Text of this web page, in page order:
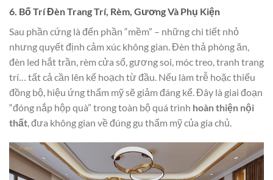
6. Bố Trí Đèn Trang Trí, Rèm, Gương Và Phụ Kiện
Sau phần cứng là đến phần “mềm” – những chi tiết nhỏ
nhưng quyết định cảm xúc không gian. Đèn thả phòng ăn,
đèn led hắt trần, rèm cửa sổ, gương soi, móc treo, tranh trang
trí… tất cả cần lên kế hoạch từ đầu. Nếu làm trễ hoặc thiếu
đồng bộ, hiệu ứng thẩm mỹ sẽ giảm đáng kể. Đây là giai đoạn
“đóng nắp hộp quà” trong toàn bộ quá trình hoàn thiện nội
thất , đưa không gian về đúng gu thẩm mỹ của gia chủ.